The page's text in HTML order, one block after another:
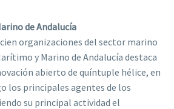
de Andalucía
organizaciones del sector marino
y Marino de Andalucía destaca
abierto de quíntuple hélice, en
los principales agentes de los
su principal actividad el